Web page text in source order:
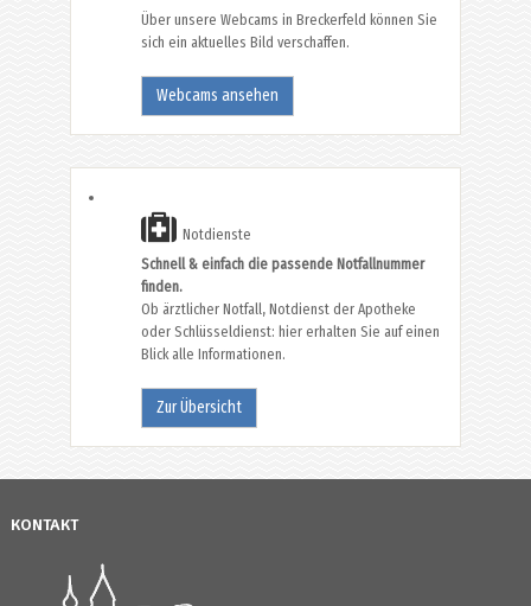
Über unsere Webcams in Breckerfeld können Sie
sich ein aktuelles Bild verschaffen.
Webcams ansehen
Notdienste
Schnell & einfach die passende Notfallnummer
finden.
Ob ärztlicher Notfall, Notdienst der Apotheke
oder Schlüsseldienst: hier erhalten Sie auf einen
Blick alle Informationen.
Zur Übersicht
KONTAKT